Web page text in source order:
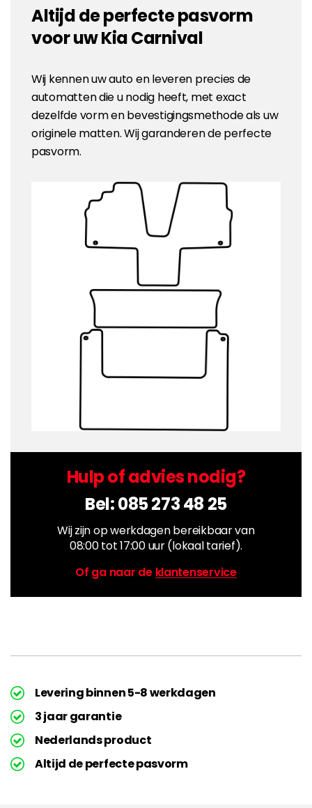
Altijd de perfecte pasvorm
voor uw Kia Carnival
Wij kennen uw auto en leveren precies de
automatten die u nodig heeft, met exact
dezelfde vorm en bevestigingsmethode als uw
originele matten. Wij garanderen de perfecte
pasvorm.
Hulp of advies nodig?
Bel:085 273 48 25
Wij zijn op werkdagen bereikbaar van
08:00 tot 17:00 uur (lokaal tarief).
Of ga naar de klantenservice
Levering binnen 5-8 werkdagen
3 jaar garantie
Nederlands product
Altijd de perfecte pasvorm